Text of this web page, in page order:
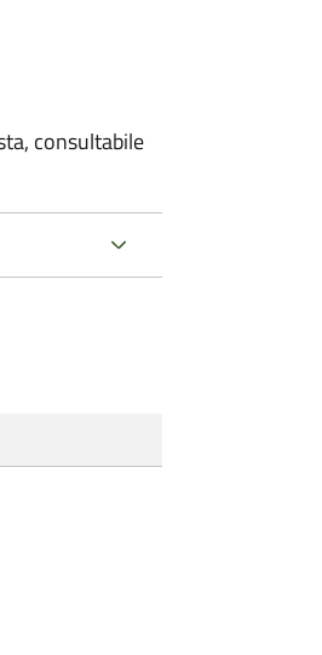
consultabile